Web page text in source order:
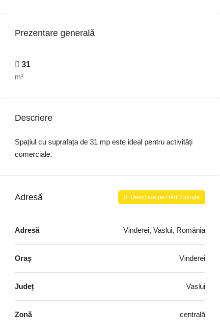
Prezentare generală
31
m²
Descriere
Spațiul cu suprafața de 31 mp este ideal pentru activități
comerciale.
Adresă Deschide pe Hărți Google
Adresă Vinderei, Vaslui, România
Oraș Vinderei
Județ Vaslui
Zonă centrală